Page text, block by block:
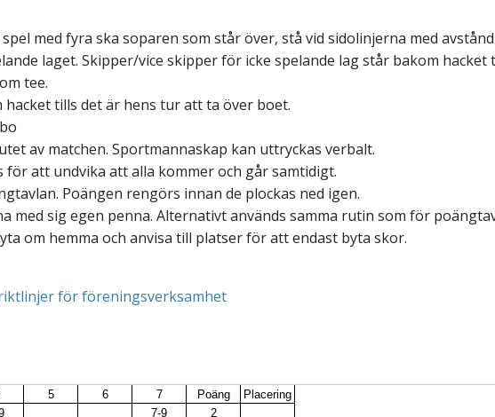
med fyra ska soparen som står över, stå vid sidolinjerna med
laget. Skipper/vice skipper för icke spelande lag står bakom hacket
tee.
tills det är hens tur att ta över boet.
av matchen. Sportmannaskap kan uttryckas verbalt.
att undvika att alla kommer och går samtidigt.
Poängen rengörs innan de plockas ned igen.
med sig egen penna. Alternativt används samma rutin som för
om hemma och anvisa till platser för att endast byta skor.
riktlinjer för föreningsverksamhet